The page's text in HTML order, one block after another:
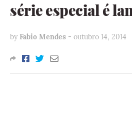
série especial é
by Fabio Mendes - outubro 14, 2014